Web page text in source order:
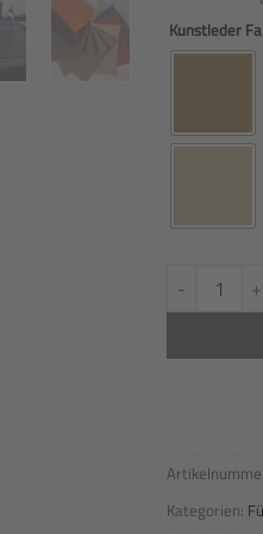
Kunstleder
Kleine
Kategorien: